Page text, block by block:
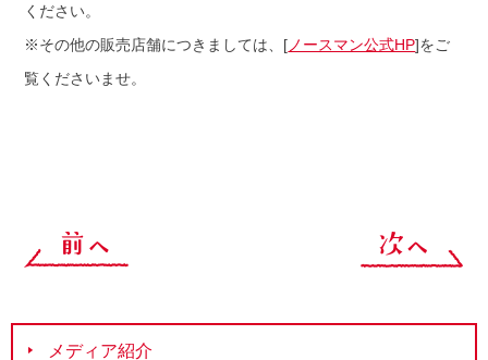
ください。
※その他の販売店舗につきましては、[ ノースマン公式HP]をご
覧くださいませ。
メディア紹介